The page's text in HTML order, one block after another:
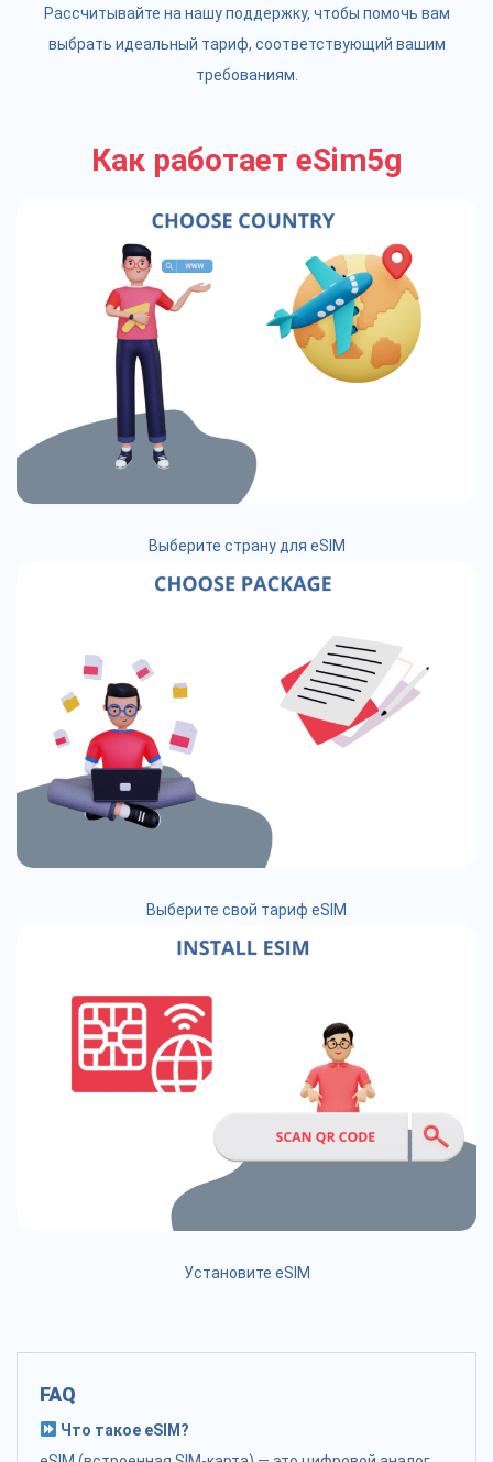
Рассчитывайте на нашу поддержку, чтобы помочь вам
выбрать идеальный тариф, соответствующий вашим
требованиям.
Как работает eSim5g
Выберите страну для eSIM
Выберите свой тариф eSIM
Установите eSIM
FAQ
Что такое eSIM?